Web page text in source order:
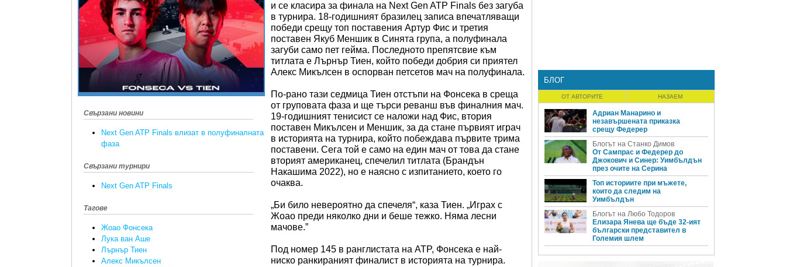
Свързани новини
Next Gen ATP Finals влизат в полуфиналната
фаза
Свързани турнири
Next Gen ATP Finals
Тагове
Жоао Фонсека
Лука ван Аше
Лърнър Тиен
Алекс Микълсен
и се класира за финала на Next Gen ATP Finals без загуба
в турнира. 18-годишният бразилец записа впечатляващи
победи срещу топ поставения Артур Фис и третия
поставен Якуб Меншик в Синята група, а полуфинала
загуби само пет гейма. Последното препятсвие към
титлата е Лърнър Тиен, който победи добрия си приятел
Алекс Микълсен в оспорван петсетов мач на полуфинала.
По-рано тази седмица Тиен отстъпи на Фонсека в среща
от груповата фаза и ще търси реванш във финалния мач.
19-годишният тенисист се наложи над Фис, втория
поставен Микълсен и Меншик, за да стане първият играч
в историята на турнира, който побеждава първите трима
поставени. Сега той е само на един мач от това да стане
вторият американец, спечелил титлата (Брандън
Накашима 2022), но е наясно с изпитанието, което го
очаква.
„Би било невероятно да спечеля“, каза Тиен. „Играх с
Жоао преди няколко дни и беше тежко. Няма лесни
мачове.”
Под номер 145 в ранглистата на ATP, Фонсека е най-
ниско ранкираният финалист в историята на турнира.
БЛОГ
ОТ АВТОРИТЕ НАЗАЕМ
Адриан Манарино и
незавършената приказка
срещу Федерер
Блогът на Станко Димов
От Сампрас и Федерер до
Джокович и Синер: Уимбълдън
през очите на Серина
Топ историите при мъжете,
които да следим на
Уимбълдън
Блогът на Любо Тодоров
Елизара Янева ще бъде 32-ият
български представител в
Големия шлем